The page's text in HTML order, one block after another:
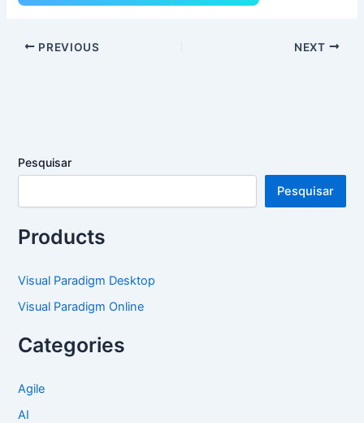
PREVIOUS NEXT
Pesquisar
Pesquisar
Products
Visual Paradigm Desktop
Visual Paradigm Online
Categories
Agile
AI